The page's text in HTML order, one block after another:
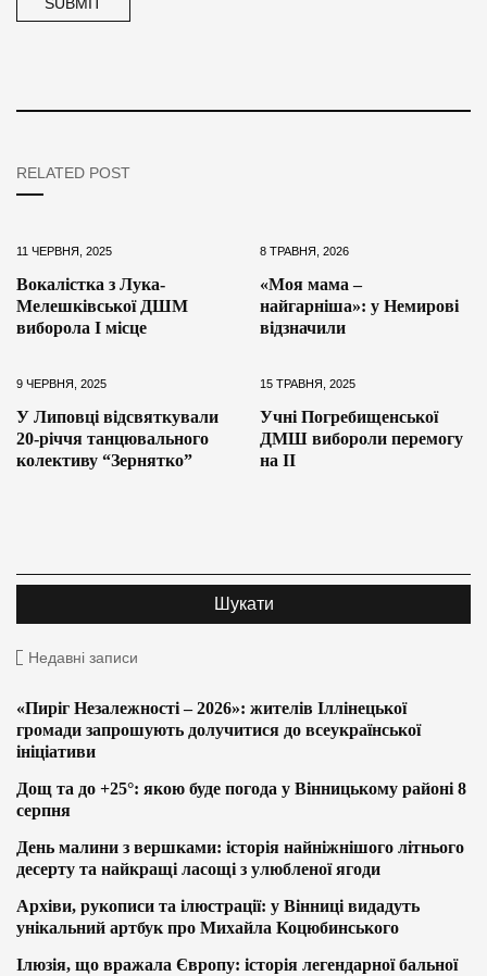
RELATED POST
11 ЧЕРВНЯ, 2025
Вокалістка з Лука-
Мелешківської ДШМ
виборола І місце
8 ТРАВНЯ, 2026
«Моя мама –
найгарніша»: у Немирові
відзначили
9 ЧЕРВНЯ, 2025
У Липовці відсвяткували
20-річчя танцювального
колективу “Зернятко”
15 ТРАВНЯ, 2025
Учні Погребищенської
ДМШ вибороли перемогу
на ІІ
Недавні записи
«Пиріг Незалежності – 2026»: жителів Іллінецької
громади запрошують долучитися до всеукраїнської
ініціативи
Дощ та до +25°: якою буде погода у Вінницькому районі 8
серпня
День малини з вершками: історія найніжнішого літнього
десерту та найкращі ласощі з улюбленої ягоди
Архіви, рукописи та ілюстрації: у Вінниці видадуть
унікальний артбук про Михайла Коцюбинського
Ілюзія, що вражала Європу: історія легендарної бальної